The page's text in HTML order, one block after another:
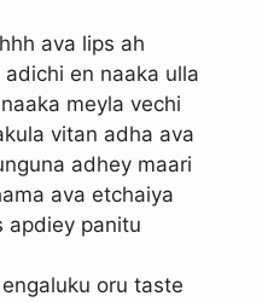
ava lips ah
en naaka ulla
meyla vechi
vitan adha ava
adhey maari
ava etchaiya
apdiey panitu
oru taste